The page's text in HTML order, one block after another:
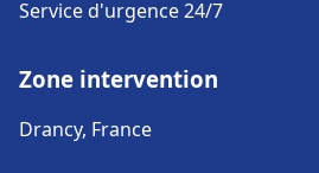
Service d'urgence 24/7
Zone intervention
Drancy, France